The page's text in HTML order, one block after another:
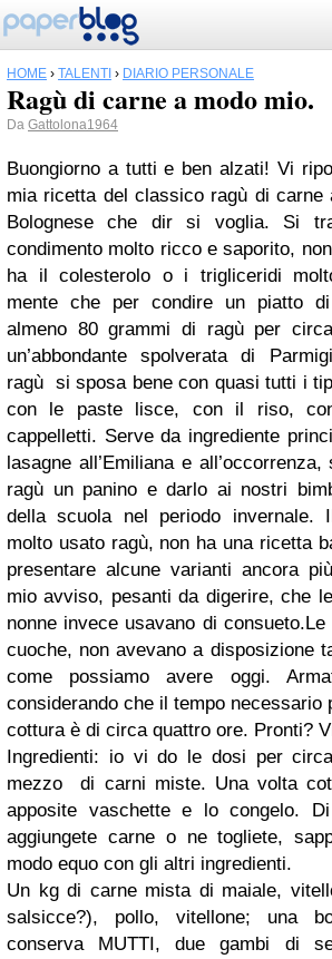
HOME › TALENTI › DIARIO PERSONALE
Ragù di carne a modo mio.
Da Gattolona1964
Buongiorno a tutti e ben alzati! Vi
mia ricetta del classico ragù di carne
Bolognese che dir si voglia. Si
condimento molto ricco e saporito,
ha il colesterolo o i trigliceridi
mente che per condire un piatto
almeno 80 grammi di ragù per
un’abbondante spolverata di
ragù si sposa bene con quasi tutti i
con le paste lisce, con il riso,
cappelletti. Serve da ingrediente
lasagne all’Emiliana e
ragù un panino e darlo ai nostri
della scuola nel periodo invernale.
molto usato ragù, non ha una ricetta
presentare alcune varianti ancora
mio avviso, pesanti da digerire, che
nonne invece usavano di
cuoche, non avevano a disposizione
come possiamo avere oggi.
considerando che il tempo necessario
cottura è di circa quattro ore. Pronti?
Ingredienti: io vi do le dosi per
mezzo di carni miste. Una volta
apposite vaschette e lo congelo.
aggiungete carne o ne togliete,
modo equo con gli altri ingredienti.
Un kg di carne mista di maiale,
salsicce?), pollo, vitellone; una
conserva MUTTI, due gambi di